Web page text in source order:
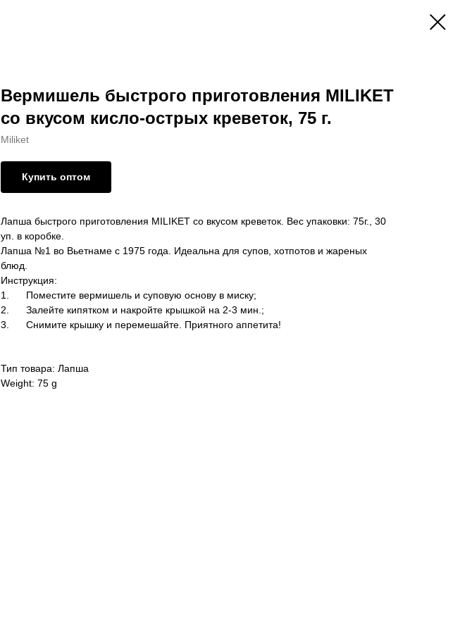
Вермишель быстрого приготовления MILIKET
со вкусом кисло-острых креветок, 75 г.
Miliket
Купить оптом
Лапша быстрого приготовления MILIKET со вкусом креветок. Вес упаковки: 75г., 30
уп. в коробке.
Лапша №1 во Вьетнаме с 1975 года. Идеальна для супов, хотпотов и жареных
блюд.
Инструкция:
1. Поместите вермишель и суповую основу в миску;
2. Залейте кипятком и накройте крышкой на 2-3 мин.;
3. Снимите крышку и перемешайте. Приятного аппетита!
Тип товара: Лапша
Weight: 75 g